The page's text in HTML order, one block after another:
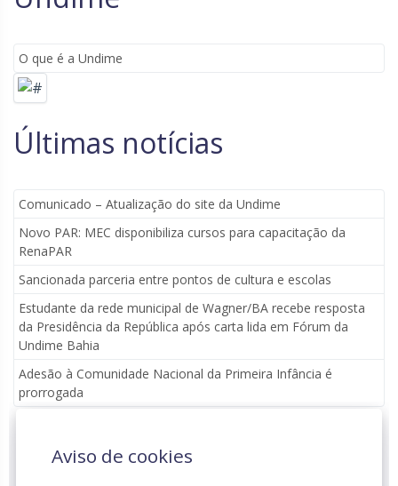
O que é a Undime
Últimas notícias
Comunicado – Atualização do site da Undime
Novo PAR: MEC disponibiliza cursos para capacitação da
RenaPAR
Sancionada parceria entre pontos de cultura e escolas
Estudante da rede municipal de Wagner/BA recebe resposta
da Presidência da República após carta lida em Fórum da
Undime Bahia
Adesão à Comunidade Nacional da Primeira Infância é
prorrogada
Aviso de cookies